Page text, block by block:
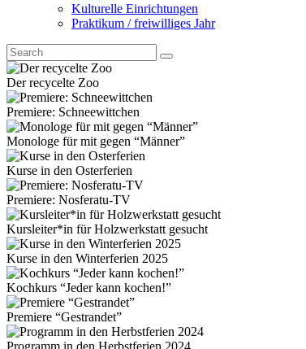
Kulturelle Einrichtungen
Praktikum / freiwilliges Jahr
Der recycelte Zoo
Premiere: Schneewittchen
Monologe für mit gegen “Männer”
Kurse in den Osterferien
Premiere: Nosferatu-TV
Kursleiter*in für Holzwerkstatt gesucht
Kurse in den Winterferien 2025
Kochkurs “Jeder kann kochen!”
Premiere “Gestrandet”
Programm in den Herbstferien 2024